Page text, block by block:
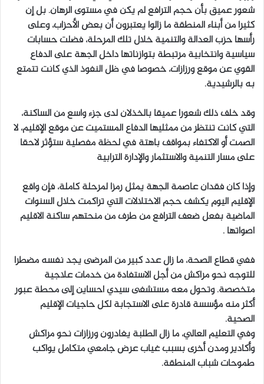
شعور عميق بأن حجم الترافع لم يكن في مستوى الرهان. بل إن
كثيرا من أبناء المنطقة ما زالوا يعتبرون أن بعض الأحزاب، وعلى
رأسها حزب العدالة والتنمية خلال تلك المرحلة، فضلت حسابات
سياسية وانتخابية مرتبطة بتوازناتها داخل الجهة على الدفاع
القوي عن موقع ورزازات، خصوصا في ظل النفوذ الذي كانت تتمتع
به بالرشيدية.
وقد خلف ذلك شعورا عميقا بالخذلان لدى جزء واسع من الساكنة،
التي كانت تنتظر من ممثليها الدفاع المستميت عن موقع الإقليم، لا
الصمت أو الاكتفاء بمواقف باهتة في لحظة مفصلية ستؤثر لاحقا
على مسار التنمية والاستثمار والإدارة الترابية
وإذا كان فقدان عاصمة الجهة يمثل رمزا لمرحلة كاملة، فإن واقع
الإقليم اليوم يكشف حجم الاختلالات التي تراكمت خلال السنوات
الماضية بفعل ضعف الترافع من طرف من منحتهم ساكنة الاقليم
اصواتها .
ففي قطاع الصحة، ما زال عدد كبير من المرضى يجد نفسه مضطرا
للتوجه نحو مراكش من أجل الاستفادة من خدمات علاجية
متخصصة. وتحول معه مستشفى سيدي احساين إلى محطة عبور
أكثر منه مؤسسة قادرة على الاستجابة لكل حاجيات الإقليم
الصحية.
وفي التعليم العالي، ما زال الطلبة يغادرون ورزازات نحو مراكش
وأكادير ومدن أخرى بسبب غياب عرض جامعي متكامل يواكب
طموحات شباب المنطقة.